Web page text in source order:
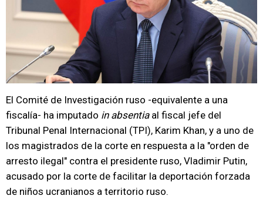
El Comité de Investigación ruso -equivalente a una
fiscalía- ha imputado in absentiaal fiscal jefe del
Tribunal Penal Internacional (TPI), Karim Khan, y a uno de
los magistrados de la corte en respuesta a la "orden de
arresto ilegal" contra el presidente ruso, Vladimir Putin,
acusado por la corte de facilitar la deportación forzada
de niños ucranianos a territorio ruso.